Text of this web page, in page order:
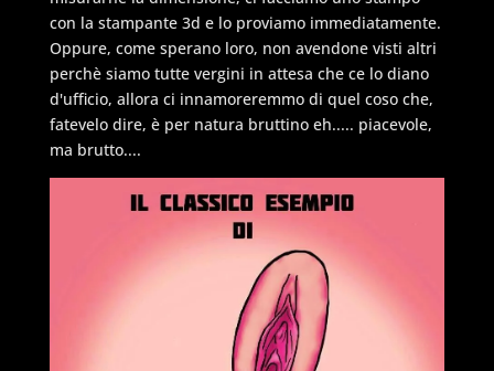
con la stampante 3d e lo proviamo immediatamente.
Oppure, come sperano loro, non avendone visti altri
perchè siamo tutte vergini in attesa che ce lo diano
d'ufficio, allora ci innamoreremmo di quel coso che,
fatevelo dire, è per natura bruttino eh..... piacevole,
ma brutto....